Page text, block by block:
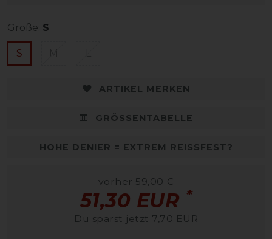
Größe: S
S
ARTIKEL MERKEN
GRÖSSENTABELLE
HOHE DENIER = EXTREM REISSFEST?
vorher 59,00 €
51,30 EUR *
Du sparst jetzt 7,70 EUR